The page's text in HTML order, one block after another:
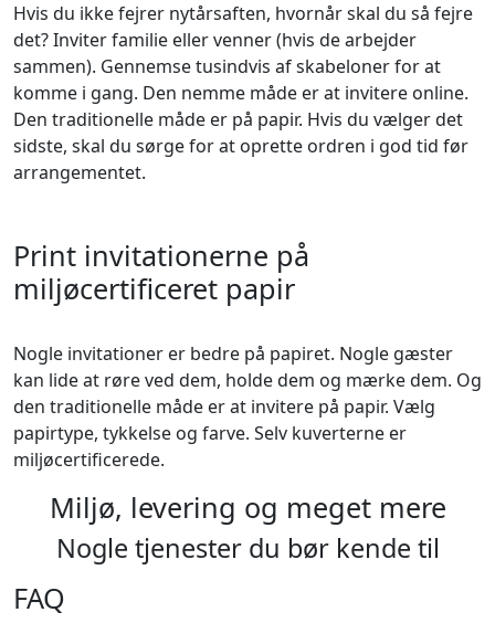
Hvis du ikke fejrer nytårsaften, hvornår skal du så fejre
det? Inviter familie eller venner (hvis de arbejder
sammen). Gennemse tusindvis af skabeloner for at
komme i gang. Den nemme måde er at invitere online.
Den traditionelle måde er på papir. Hvis du vælger det
sidste, skal du sørge for at oprette ordren i god tid før
arrangementet.
Print invitationerne på
miljøcertificeret papir
Nogle invitationer er bedre på papiret. Nogle gæster
kan lide at røre ved dem, holde dem og mærke dem. Og
den traditionelle måde er at invitere på papir. Vælg
papirtype, tykkelse og farve. Selv kuverterne er
miljøcertificerede.
Miljø, levering og meget mere
Nogle tjenester du bør kende til
FAQ